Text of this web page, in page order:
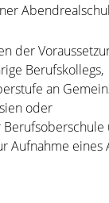
der
Berufskollegs,
an
oder
Aufnahme eines